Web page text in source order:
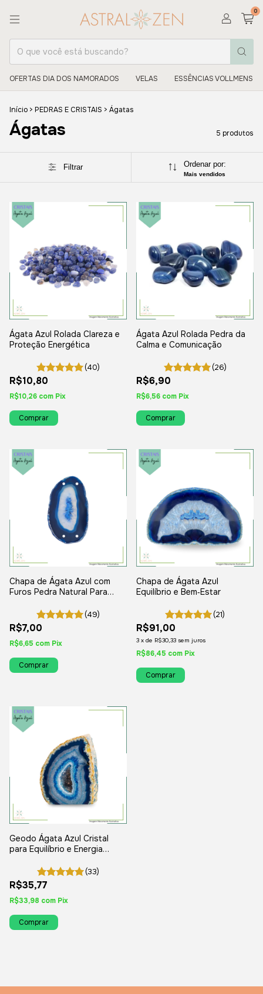
0
OFERTAS DIA DOS NAMORADOS VELAS ESSÊNCIAS VOLLMENS
Início > PEDRAS E CRISTAIS > Ágatas
Ágatas 5 produtos
Filtrar Ordenar por:
Mais vendidos
Ágata Azul Rolada Clareza e
Proteção Energética
(40)
R$10,80
R$10,26 com Pix
Ágata Azul Rolada Pedra da
Calma e Comunicação
(26)
R$6,90
R$6,56 com Pix
Chapa de Ágata Azul com
Furos Pedra Natural Para
(49)
R$7,00
R$6,65 com Pix
Chapa de Ágata Azul
Equilíbrio e Bem‑Estar
(21)
R$91,00
3 x de R$30,33 sem juros
R$86,45 com Pix
Geodo Ágata Azul Cristal
para Equilíbrio e Energia
(33)
R$35,77
R$33,98 com Pix